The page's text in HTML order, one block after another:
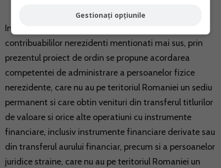
In vederea eficientizarii administrarii fiscale a
contribuabililor nerezidenti mentionati mai sus, prin
prezentul proiect de ordin se propune acordarea
competentei de administrare a persoanelor fizice
nerezidente, care nu au pe teritoriul Romaniei un sediu
permanent si care obtin venituri din transferul titlurilor
de valoare si orice alte operatiuni cu instrumente
financiare, inclusiv instrumente financiare derivate sau
din transferul aurului financiar, precum si a persoanelor
juridice straine, care nu au pe teritoriul Romaniei un
Gestionați opțiunile